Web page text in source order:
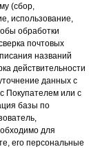
(сбор,
использование,
обработки
почтовых
названий
действительности
данных с
Покупателем или с
базы по
для
его персональные